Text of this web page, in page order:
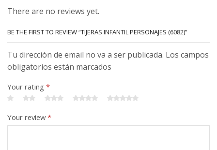
There are no reviews yet.
BE THE FIRST TO REVIEW “TIJERAS INFANTIL PERSONAJES (6082)”
Tu dirección de email no va a ser publicada. Los campos
obligatorios están marcados
Your rating *
Your review*